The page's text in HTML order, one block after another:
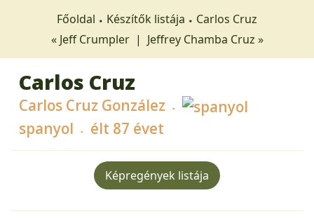
Főoldal Készítők listája
Carlos Cruz
« Jeff Crumpler | Jeffrey Chamba Cruz »
Carlos Cruz
Carlos Cruz González
spanyol
élt 87 évet
Képregények listája